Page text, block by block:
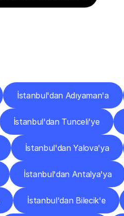
İstanbul'dan Adıyaman'a
İstanbul'dan Tunceli'ye
İstanbul'dan Yalova'ya
İstanbul'dan Antalya'ya
İstanbul'dan Bilecik'e